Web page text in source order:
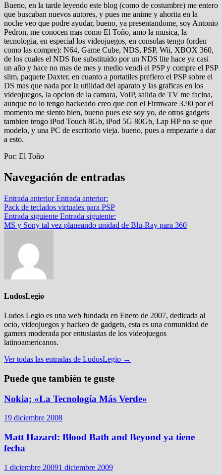
Bueno, en la tarde leyendo este blog (como de costumbre) me entero
que buscaban nuevos autores, y pues me anime y ahorita en la
noche veo que podre ayudar, bueno, ya presentandome, soy Antonio
Pedron, me conocen mas como El Toño, amo la musica, la
tecnologia, en especial los videojuegos, en consolas tengo (orden
como las compre): N64, Game Cube, NDS, PSP, Wii, XBOX 360,
de los cuales el NDS fue substituido por un NDS lite hace ya casi
un año y hace no mas de mes y medio vendi el PSP y compre el PSP
slim, paquete Daxter, en cuanto a portatiles prefiero el PSP sobre el
DS mas que nada por la utilidad del aparato y las graficas en los
videojuegos, la opcion de la camara, VoIP, salida de TV me facina,
aunque no lo tengo hackeado creo que con el Firmware 3.90 por el
momento me siento bien, bueno pues ese soy yo, de otros gadgets
tambien tengo iPod Touch 8Gb, iPod 5G 80Gb, Lap HP no se que
modelo, y una PC de escritorio vieja. bueno, pues a empezarle a dar
a esto.
Por: El Toño
Navegación de entradas
Entrada anterior Entrada anterior:
Pack de teclados virtuales para PSP
Entrada siguiente Entrada siguiente:
MS y Sony tal vez planeando unidad de Blu-Ray para 360
LudosLegio
Ludos Legio es una web fundada en Enero de 2007, dedicada al
ocio, videojuegos y hackeo de gadgets, esta es una comunidad de
gamers moderada por entusiastas de los videojuegos
latinoamericanos.
Ver todas las entradas de LudosLegio →
Puede que también te guste
Nokia; «La Tecnología Más Verde»
19 diciembre 2008
Matt Hazard: Blood Bath and Beyond ya tiene
fecha
1 diciembre 20091 diciembre 2009